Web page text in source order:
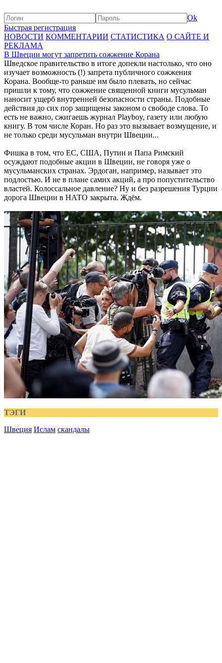
Ok
Быстрая регистрация
НОВОСТИ КОММЕНТАРИИ СТАТИСТИКА О САЙТЕ И
РЕКЛАМА
В Швеции могут запретить сожжение Корана
Шведское правительство в итоге допекли настолько, что оно
изучает возможность (!) запрета публичного сожжения
Корана. Вообще-то раньше им было плевать, но сейчас
пришли к тому, что сожжение священной книги мусульман
наносит ущерб внутренней безопасности страны. Подобные
действия до сих пор защищены законом о свободе слова. То
есть не важно, сжигаешь журнал Playboy, газету или любую
книгу. В том числе Коран. Но раз это вызывает возмущение, и
не только среди мусульман внутри Швеции...
Фишка в том, что ЕС, США, Путин и Папа Римский
осуждают подобные акции в Швеции, не говоря уже о
мусульманских странах. Эрдоган, например, называет это
подлостью. И не в плане самих акций, а про попустительство
властей. Колоссальное давление? Ну и без разрешения Турции
дорога Швеции в НАТО закрыта. Ждём.
ТЭГИ
Швеция Ислам скандалы